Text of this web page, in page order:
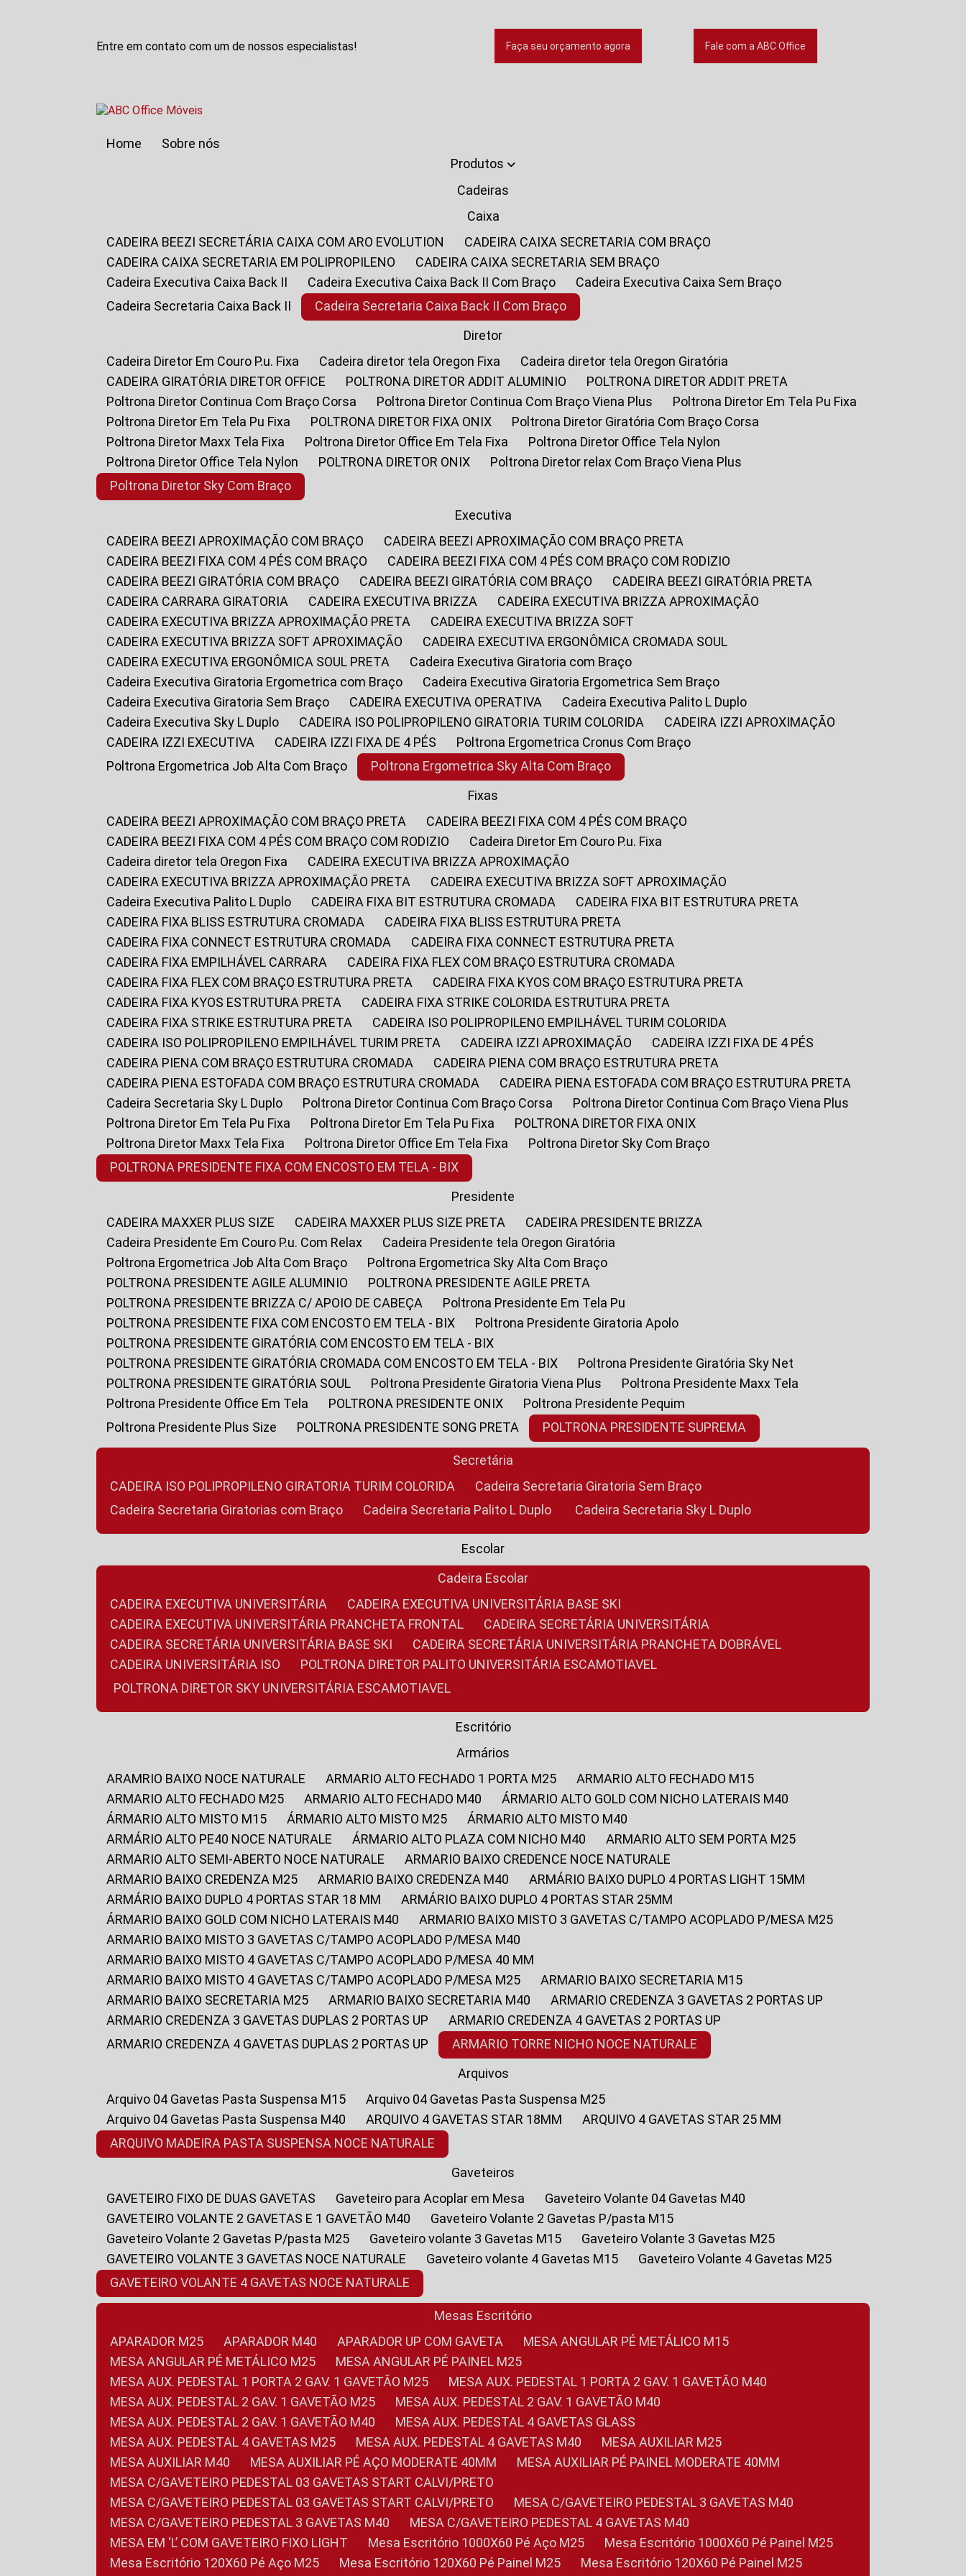
Entre em contato com um de nossos especialistas! Faça seu orçamento agora Fale com a ABC Office
Home
Sobre nós
Produtos
Cadeiras
Caixa
CADEIRA BEEZI SECRETÁRIA CAIXA COM ARO EVOLUTION
CADEIRA CAIXA SECRETARIA COM BRAÇO
CADEIRA CAIXA SECRETARIA EM POLIPROPILENO
CADEIRA CAIXA SECRETARIA SEM BRAÇO
Cadeira Executiva Caixa Back II
Cadeira Executiva Caixa Back II Com Braço
Cadeira Executiva Caixa Sem Braço
Cadeira Secretaria Caixa Back II
Cadeira Secretaria Caixa Back II Com Braço
Diretor
Cadeira Diretor Em Couro P.u. Fixa
Cadeira diretor tela Oregon Fixa
Cadeira diretor tela Oregon Giratória
CADEIRA GIRATÓRIA DIRETOR OFFICE
POLTRONA DIRETOR ADDIT ALUMINIO
POLTRONA DIRETOR ADDIT PRETA
Poltrona Diretor Continua Com Braço Corsa
Poltrona Diretor Continua Com Braço Viena Plus
Poltrona Diretor Em Tela Pu Fixa
Poltrona Diretor Em Tela Pu Fixa
POLTRONA DIRETOR FIXA ONIX
Poltrona Diretor Giratória Com Braço Corsa
Poltrona Diretor Maxx Tela Fixa
Poltrona Diretor Office Em Tela Fixa
Poltrona Diretor Office Tela Nylon
Poltrona Diretor Office Tela Nylon
POLTRONA DIRETOR ONIX
Poltrona Diretor relax Com Braço Viena Plus
Poltrona Diretor Sky Com Braço
Executiva
CADEIRA BEEZI APROXIMAÇÃO COM BRAÇO
CADEIRA BEEZI APROXIMAÇÃO COM BRAÇO PRETA
CADEIRA BEEZI FIXA COM 4 PÉS COM BRAÇO
CADEIRA BEEZI FIXA COM 4 PÉS COM BRAÇO COM RODIZIO
CADEIRA BEEZI GIRATÓRIA COM BRAÇO
CADEIRA BEEZI GIRATÓRIA COM BRAÇO
CADEIRA BEEZI GIRATÓRIA PRETA
CADEIRA CARRARA GIRATORIA
CADEIRA EXECUTIVA BRIZZA
CADEIRA EXECUTIVA BRIZZA APROXIMAÇÃO
CADEIRA EXECUTIVA BRIZZA APROXIMAÇÃO PRETA
CADEIRA EXECUTIVA BRIZZA SOFT
CADEIRA EXECUTIVA BRIZZA SOFT APROXIMAÇÃO
CADEIRA EXECUTIVA ERGONÔMICA CROMADA SOUL
CADEIRA EXECUTIVA ERGONÔMICA SOUL PRETA
Cadeira Executiva Giratoria com Braço
Cadeira Executiva Giratoria Ergometrica com Braço
Cadeira Executiva Giratoria Ergometrica Sem Braço
Cadeira Executiva Giratoria Sem Braço
CADEIRA EXECUTIVA OPERATIVA
Cadeira Executiva Palito L Duplo
Cadeira Executiva Sky L Duplo
CADEIRA ISO POLIPROPILENO GIRATORIA TURIM COLORIDA
CADEIRA IZZI APROXIMAÇÃO
CADEIRA IZZI EXECUTIVA
CADEIRA IZZI FIXA DE 4 PÉS
Poltrona Ergometrica Cronus Com Braço
Poltrona Ergometrica Job Alta Com Braço
Poltrona Ergometrica Sky Alta Com Braço
Fixas
CADEIRA BEEZI APROXIMAÇÃO COM BRAÇO PRETA
CADEIRA BEEZI FIXA COM 4 PÉS COM BRAÇO
CADEIRA BEEZI FIXA COM 4 PÉS COM BRAÇO COM RODIZIO
Cadeira Diretor Em Couro P.u. Fixa
Cadeira diretor tela Oregon Fixa
CADEIRA EXECUTIVA BRIZZA APROXIMAÇÃO
CADEIRA EXECUTIVA BRIZZA APROXIMAÇÃO PRETA
CADEIRA EXECUTIVA BRIZZA SOFT APROXIMAÇÃO
Cadeira Executiva Palito L Duplo
CADEIRA FIXA BIT ESTRUTURA CROMADA
CADEIRA FIXA BIT ESTRUTURA PRETA
CADEIRA FIXA BLISS ESTRUTURA CROMADA
CADEIRA FIXA BLISS ESTRUTURA PRETA
CADEIRA FIXA CONNECT ESTRUTURA CROMADA
CADEIRA FIXA CONNECT ESTRUTURA PRETA
CADEIRA FIXA EMPILHÁVEL CARRARA
CADEIRA FIXA FLEX COM BRAÇO ESTRUTURA CROMADA
CADEIRA FIXA FLEX COM BRAÇO ESTRUTURA PRETA
CADEIRA FIXA KYOS COM BRAÇO ESTRUTURA PRETA
CADEIRA FIXA KYOS ESTRUTURA PRETA
CADEIRA FIXA STRIKE COLORIDA ESTRUTURA PRETA
CADEIRA FIXA STRIKE ESTRUTURA PRETA
CADEIRA ISO POLIPROPILENO EMPILHÁVEL TURIM COLORIDA
CADEIRA ISO POLIPROPILENO EMPILHÁVEL TURIM PRETA
CADEIRA IZZI APROXIMAÇÃO
CADEIRA IZZI FIXA DE 4 PÉS
CADEIRA PIENA COM BRAÇO ESTRUTURA CROMADA
CADEIRA PIENA COM BRAÇO ESTRUTURA PRETA
CADEIRA PIENA ESTOFADA COM BRAÇO ESTRUTURA CROMADA
CADEIRA PIENA ESTOFADA COM BRAÇO ESTRUTURA PRETA
Cadeira Secretaria Sky L Duplo
Poltrona Diretor Continua Com Braço Corsa
Poltrona Diretor Continua Com Braço Viena Plus
Poltrona Diretor Em Tela Pu Fixa
Poltrona Diretor Em Tela Pu Fixa
POLTRONA DIRETOR FIXA ONIX
Poltrona Diretor Maxx Tela Fixa
Poltrona Diretor Office Em Tela Fixa
Poltrona Diretor Sky Com Braço
POLTRONA PRESIDENTE FIXA COM ENCOSTO EM TELA - BIX
Presidente
CADEIRA MAXXER PLUS SIZE
CADEIRA MAXXER PLUS SIZE PRETA
CADEIRA PRESIDENTE BRIZZA
Cadeira Presidente Em Couro P.u. Com Relax
Cadeira Presidente tela Oregon Giratória
Poltrona Ergometrica Job Alta Com Braço
Poltrona Ergometrica Sky Alta Com Braço
POLTRONA PRESIDENTE AGILE ALUMINIO
POLTRONA PRESIDENTE AGILE PRETA
POLTRONA PRESIDENTE BRIZZA C/ APOIO DE CABEÇA
Poltrona Presidente Em Tela Pu
POLTRONA PRESIDENTE FIXA COM ENCOSTO EM TELA - BIX
Poltrona Presidente Giratoria Apolo
POLTRONA PRESIDENTE GIRATÓRIA COM ENCOSTO EM TELA - BIX
POLTRONA PRESIDENTE GIRATÓRIA CROMADA COM ENCOSTO EM TELA - BIX
Poltrona Presidente Giratória Sky Net
POLTRONA PRESIDENTE GIRATÓRIA SOUL
Poltrona Presidente Giratoria Viena Plus
Poltrona Presidente Maxx Tela
Poltrona Presidente Office Em Tela
POLTRONA PRESIDENTE ONIX
Poltrona Presidente Pequim
Poltrona Presidente Plus Size
POLTRONA PRESIDENTE SONG PRETA POLTRONA PRESIDENTE SUPREMA
Secretária
CADEIRA ISO POLIPROPILENO GIRATORIA TURIM COLORIDA
Cadeira Secretaria Giratoria Sem Braço
Cadeira Secretaria Giratorias com Braço
Cadeira Secretaria Palito L Duplo Cadeira Secretaria Sky L Duplo
Escolar
Cadeira Escolar
CADEIRA EXECUTIVA UNIVERSITÁRIA
CADEIRA EXECUTIVA UNIVERSITÁRIA BASE SKI
CADEIRA EXECUTIVA UNIVERSITÁRIA PRANCHETA FRONTAL
CADEIRA SECRETÁRIA UNIVERSITÁRIA
CADEIRA SECRETÁRIA UNIVERSITÁRIA BASE SKI
CADEIRA SECRETÁRIA UNIVERSITÁRIA PRANCHETA DOBRÁVEL
CADEIRA UNIVERSITÁRIA ISO
POLTRONA DIRETOR PALITO UNIVERSITÁRIA ESCAMOTIAVEL
POLTRONA DIRETOR SKY UNIVERSITÁRIA ESCAMOTIAVEL
Escritório
Armários
ARAMRIO BAIXO NOCE NATURALE
ARMARIO ALTO FECHADO 1 PORTA M25
ARMARIO ALTO FECHADO M15
ARMARIO ALTO FECHADO M25
ARMARIO ALTO FECHADO M40
ÁRMARIO ALTO GOLD COM NICHO LATERAIS M40
ÁRMARIO ALTO MISTO M15
ÁRMARIO ALTO MISTO M25
ÁRMARIO ALTO MISTO M40
ARMÁRIO ALTO PE40 NOCE NATURALE
ÁRMARIO ALTO PLAZA COM NICHO M40
ARMARIO ALTO SEM PORTA M25
ARMARIO ALTO SEMI-ABERTO NOCE NATURALE
ARMARIO BAIXO CREDENCE NOCE NATURALE
ARMARIO BAIXO CREDENZA M25
ARMARIO BAIXO CREDENZA M40
ARMÁRIO BAIXO DUPLO 4 PORTAS LIGHT 15MM
ARMÁRIO BAIXO DUPLO 4 PORTAS STAR 18 MM
ARMÁRIO BAIXO DUPLO 4 PORTAS STAR 25MM
ÁRMARIO BAIXO GOLD COM NICHO LATERAIS M40
ARMARIO BAIXO MISTO 3 GAVETAS C/TAMPO ACOPLADO P/MESA M25
ARMARIO BAIXO MISTO 3 GAVETAS C/TAMPO ACOPLADO P/MESA M40
ARMARIO BAIXO MISTO 4 GAVETAS C/TAMPO ACOPLADO P/MESA 40 MM
ARMARIO BAIXO MISTO 4 GAVETAS C/TAMPO ACOPLADO P/MESA M25
ARMARIO BAIXO SECRETARIA M15
ARMARIO BAIXO SECRETARIA M25
ARMARIO BAIXO SECRETARIA M40
ARMARIO CREDENZA 3 GAVETAS 2 PORTAS UP
ARMARIO CREDENZA 3 GAVETAS DUPLAS 2 PORTAS UP
ARMARIO CREDENZA 4 GAVETAS 2 PORTAS UP
ARMARIO CREDENZA 4 GAVETAS DUPLAS 2 PORTAS UP
ARMARIO TORRE NICHO NOCE NATURALE
Arquivos
Arquivo 04 Gavetas Pasta Suspensa M15
Arquivo 04 Gavetas Pasta Suspensa M25
Arquivo 04 Gavetas Pasta Suspensa M40
ARQUIVO 4 GAVETAS STAR 18MM
ARQUIVO 4 GAVETAS STAR 25 MM
ARQUIVO MADEIRA PASTA SUSPENSA NOCE NATURALE
Gaveteiros
GAVETEIRO FIXO DE DUAS GAVETAS
Gaveteiro para Acoplar em Mesa
Gaveteiro Volante 04 Gavetas M40
GAVETEIRO VOLANTE 2 GAVETAS E 1 GAVETÃO M40
Gaveteiro Volante 2 Gavetas P/pasta M15
Gaveteiro Volante 2 Gavetas P/pasta M25
Gaveteiro volante 3 Gavetas M15
Gaveteiro Volante 3 Gavetas M25
GAVETEIRO VOLANTE 3 GAVETAS NOCE NATURALE
Gaveteiro volante 4 Gavetas M15
Gaveteiro Volante 4 Gavetas M25
GAVETEIRO VOLANTE 4 GAVETAS NOCE NATURALE
Mesas Escritório
APARADOR M25
APARADOR M40 APARADOR UP COM GAVETA
MESA ANGULAR PÉ METÁLICO M15
MESA ANGULAR PÉ METÁLICO M25
MESA ANGULAR PÉ PAINEL M25
MESA AUX. PEDESTAL 1 PORTA 2 GAV. 1 GAVETÃO M25
MESA AUX. PEDESTAL 1 PORTA 2 GAV. 1 GAVETÃO M40
MESA AUX. PEDESTAL 2 GAV. 1 GAVETÃO M25
MESA AUX. PEDESTAL 2 GAV. 1 GAVETÃO M40
MESA AUX. PEDESTAL 2 GAV. 1 GAVETÃO M40
MESA AUX. PEDESTAL 4 GAVETAS GLASS
MESA AUX. PEDESTAL 4 GAVETAS M25
MESA AUX. PEDESTAL 4 GAVETAS M40
MESA AUXILIAR M25
MESA AUXILIAR M40
MESA AUXILIAR PÉ AÇO MODERATE 40MM
MESA AUXILIAR PÉ PAINEL MODERATE 40MM
MESA C/GAVETEIRO PEDESTAL 03 GAVETAS START CALVI/PRETO
MESA C/GAVETEIRO PEDESTAL 03 GAVETAS START CALVI/PRETO
MESA C/GAVETEIRO PEDESTAL 3 GAVETAS M40
MESA C/GAVETEIRO PEDESTAL 3 GAVETAS M40
MESA C/GAVETEIRO PEDESTAL 4 GAVETAS M40
MESA EM ‘L’ COM GAVETEIRO FIXO LIGHT
Mesa Escritório 1000X60 Pé Aço M25
Mesa Escritório 1000X60 Pé Painel M25
Mesa Escritório 120X60 Pé Aço M25
Mesa Escritório 120X60 Pé Painel M25
Mesa Escritório 120X60 Pé Painel M25